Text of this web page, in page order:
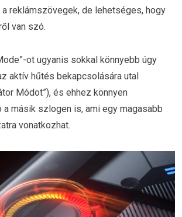
reklámszövegek, de lehetséges, hogy
van szó.
ot ugyanis sokkal könnyebb úgy
aktív hűtés bekapcsolására utal
Módot”), és ehhez könnyen
a másik szlogen is, ami egy magasabb
vonatkozhat.